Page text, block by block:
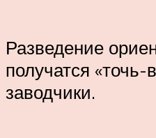
Разведение
получатся
заводчики.